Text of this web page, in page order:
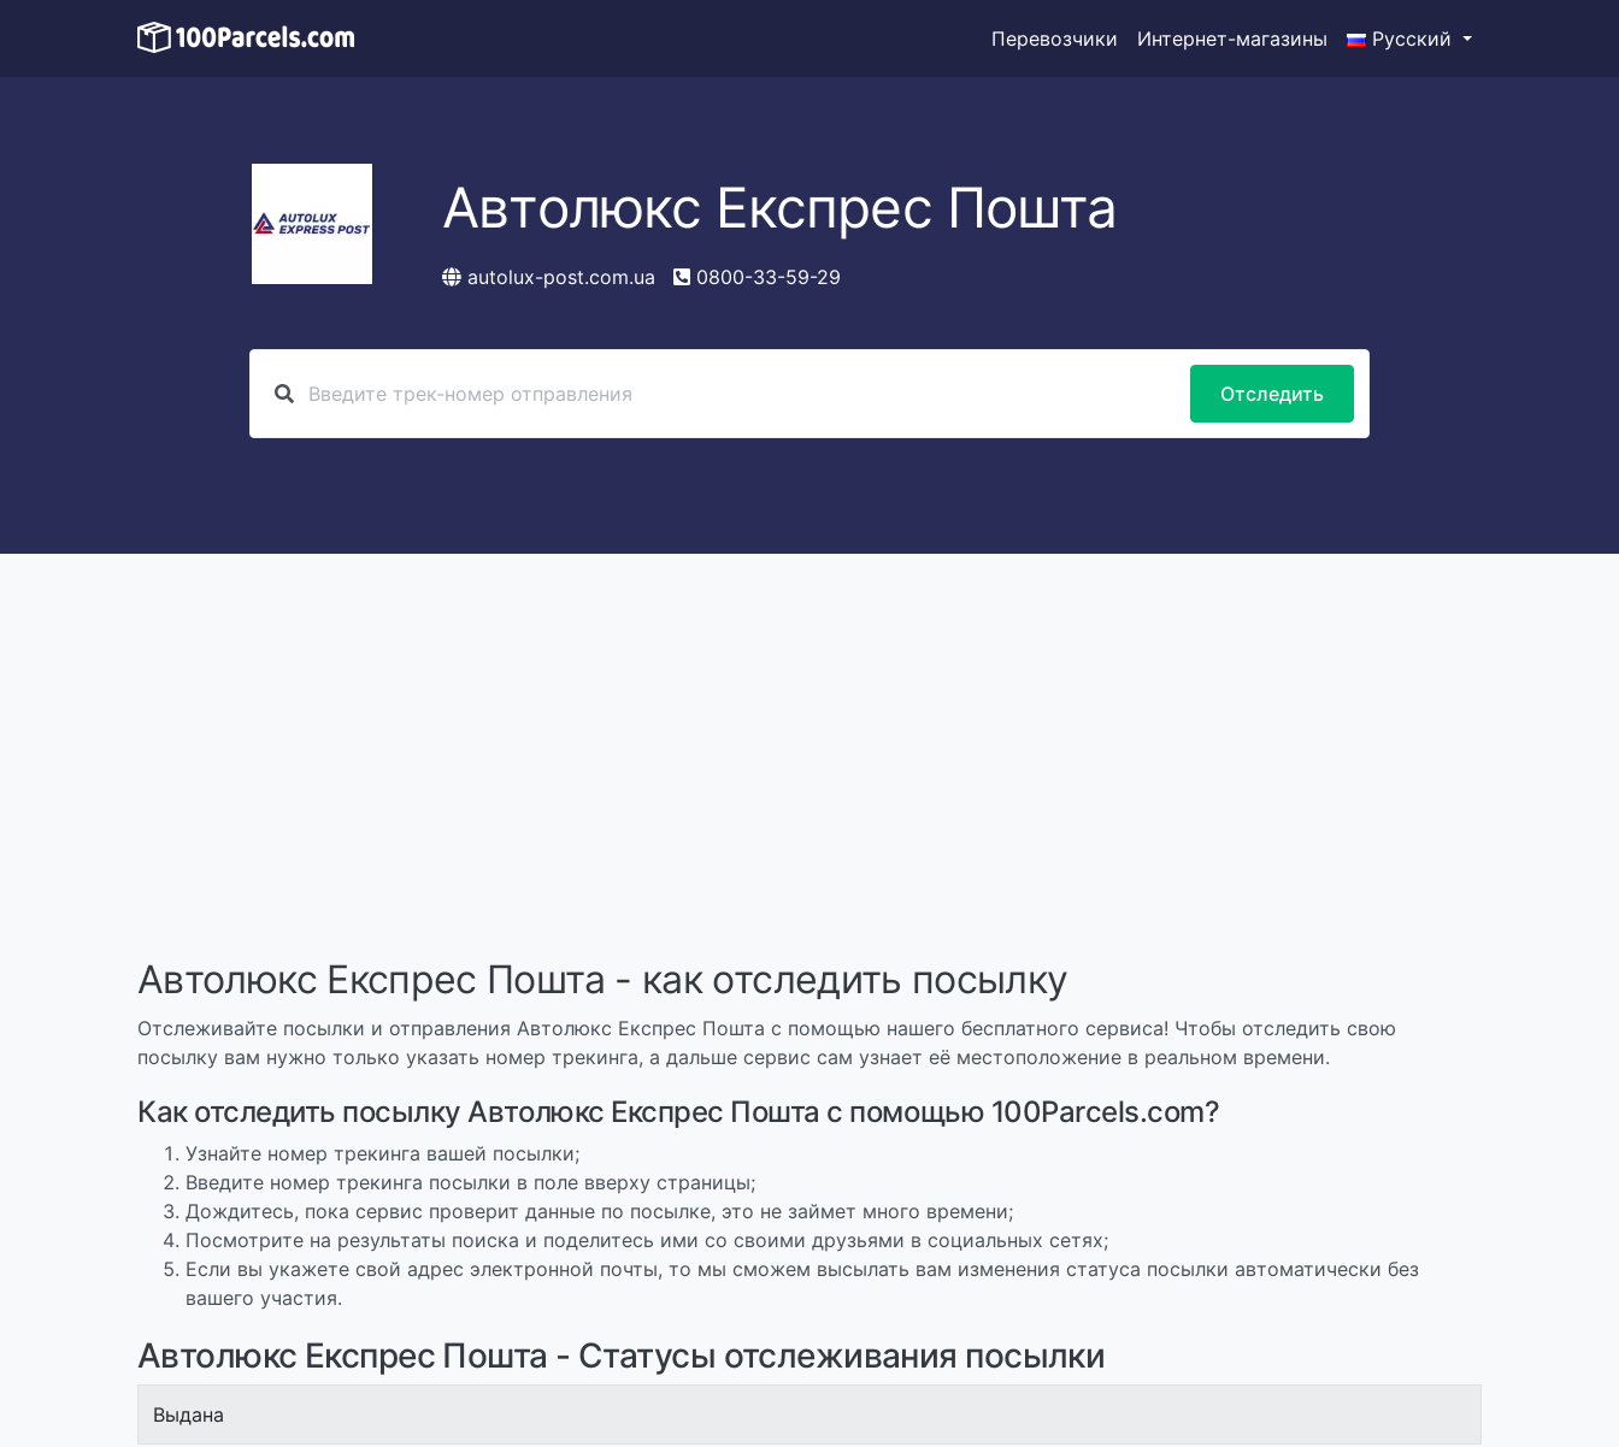
Перевозчики Интернет-магазины Русский
Автолюкс Експрес Пошта
autolux-post.com.ua 0800-33-59-29
Отследить
Автолюкс Експрес Пошта - как отследить посылку
Отслеживайте посылки и отправления Автолюкс Експрес Пошта с помощью нашего бесплатного сервиса! Чтобы отследить свою
посылку вам нужно только указать номер трекинга, а дальше сервис сам узнает её местоположение в реальном времени.
Как отследить посылку Автолюкс Експрес Пошта с помощью 100Parcels.com?
Узнайте номер трекинга вашей посылки;
Введите номер трекинга посылки в поле вверху страницы;
Дождитесь, пока сервис проверит данные по посылке, это не займет много времени;
Посмотрите на результаты поиска и поделитесь ими со своими друзьями в социальных сетях;
Если вы укажете свой адрес электронной почты, то мы сможем высылать вам изменения статуса посылки автоматически без
вашего участия.
Автолюкс Експрес Пошта - Статусы отслеживания посылки
Выдана